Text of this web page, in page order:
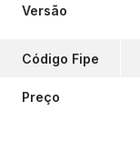
Versão
Código Fipe
Preço